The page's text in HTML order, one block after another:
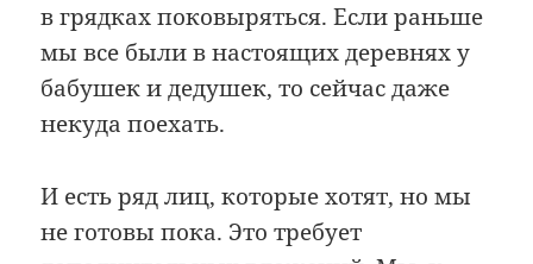
в грядках поковыряться. Если раньше
мы все были в настоящих деревнях у
бабушек и дедушек, то сейчас даже
некуда поехать.
И есть ряд лиц, которые хотят, но мы
не готовы пока. Это требует